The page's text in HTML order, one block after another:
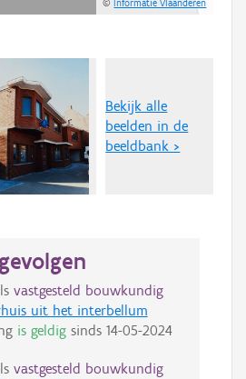
©Informatie Vlaanderen
Bekijk alle
beelden in de
beeldbank >
vastgesteld bouwkundig
uit het interbellum
is geldigsinds 14-05-2024
vastgesteld bouwkundig